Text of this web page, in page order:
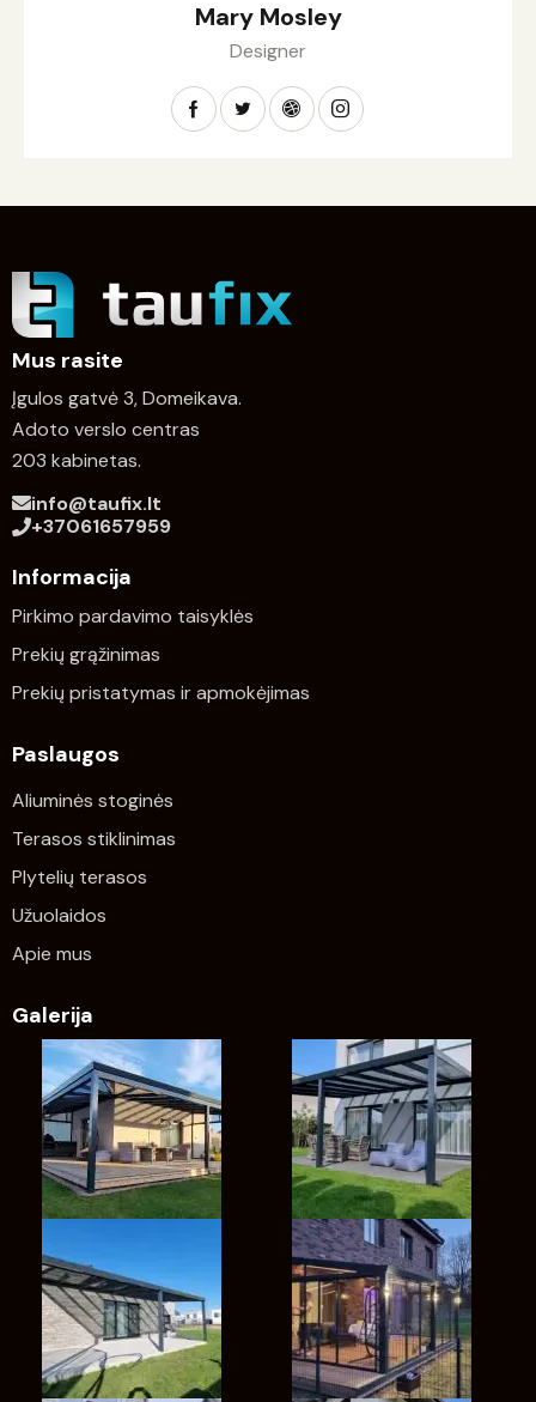
Mary Mosley
Designer
Mus rasite
Įgulos gatvė 3, Domeikava.
Adoto verslo centras
203 kabinetas.
info@taufix.lt
+37061657959
Informacija
Pirkimo pardavimo taisyklės
Prekių grąžinimas
Prekių pristatymas ir apmokėjimas
Paslaugos
Aliuminės stoginės
Terasos stiklinimas
Plytelių terasos
Užuolaidos
Apie mus
Galerija